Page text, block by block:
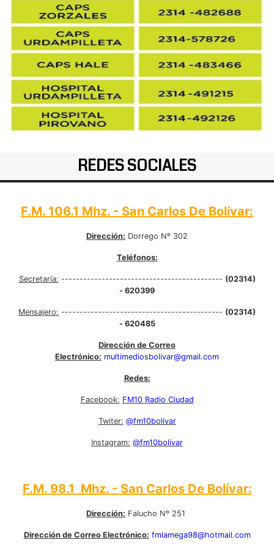
REDES SOCIALES
F.M. 106.1 Mhz. - San Carlos De Bolívar:
Dirección: Dorrego Nº 302
Teléfonos:
Secretaría: -------------------------------------------- (02314)
- 620399
Mensajero: -------------------------------------------- (02314)
- 620485
Dirección de Correo
Electrónico: multimediosbolivar@gmail.com
Redes:
Facebook: FM10 Radio Ciudad
Twiter: @fm10bolivar
Instagram: @fm10bolivar
F.M. 98.1 Mhz. - San Carlos De Bolívar:
Dirección: Falucho Nº 251
Dirección de Correo Electrónico: fmlamega98@hotmail.com